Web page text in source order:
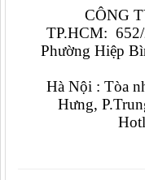
CÔNG
TP.HCM:
Phường Hiệp
Hà Nội : Tòa
Hưng,